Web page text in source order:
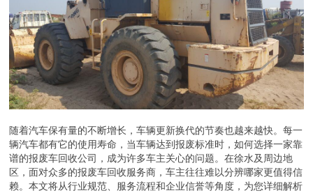
随着汽车保有量的不断增长，车辆更新换代的节奏也越来越快。每一
辆汽车都有它的使用寿命，当车辆达到报废标准时，如何选择一家靠
谱的报废车回收公司，成为许多车主关心的问题。在徐水及周边地
区，面对众多的报废车回收服务商，车主往往难以分辨哪家更值得信
赖。本文将从行业规范、服务流程和企业信誉等角度，为您详细解析